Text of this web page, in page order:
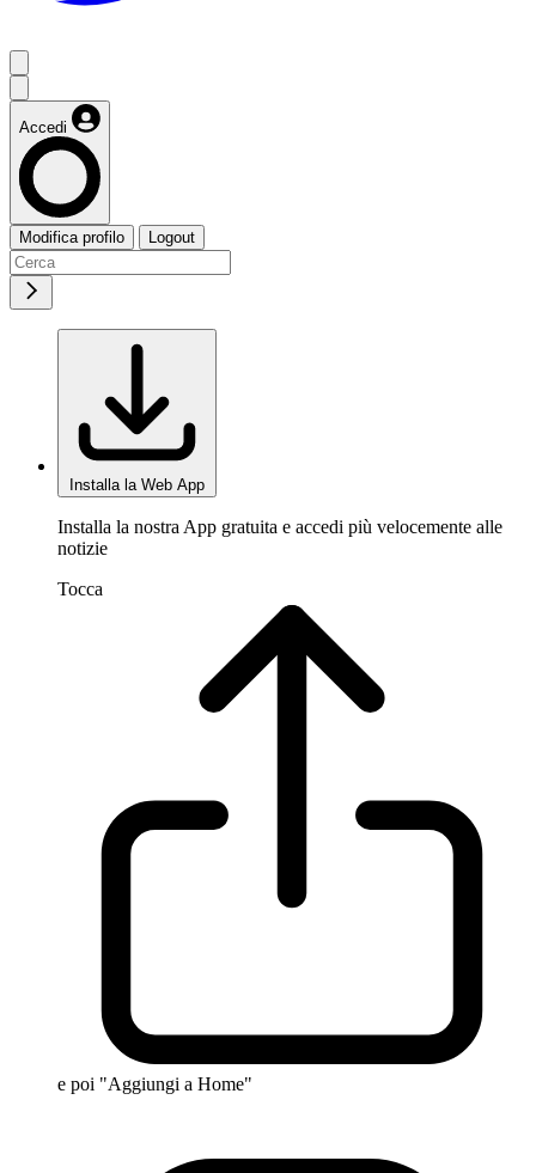
Accedi
Modifica profilo Logout
Installa la Web App
Installa la nostra App gratuita e accedi più velocemente alle
notizie
Tocca
e poi "Aggiungi a Home"